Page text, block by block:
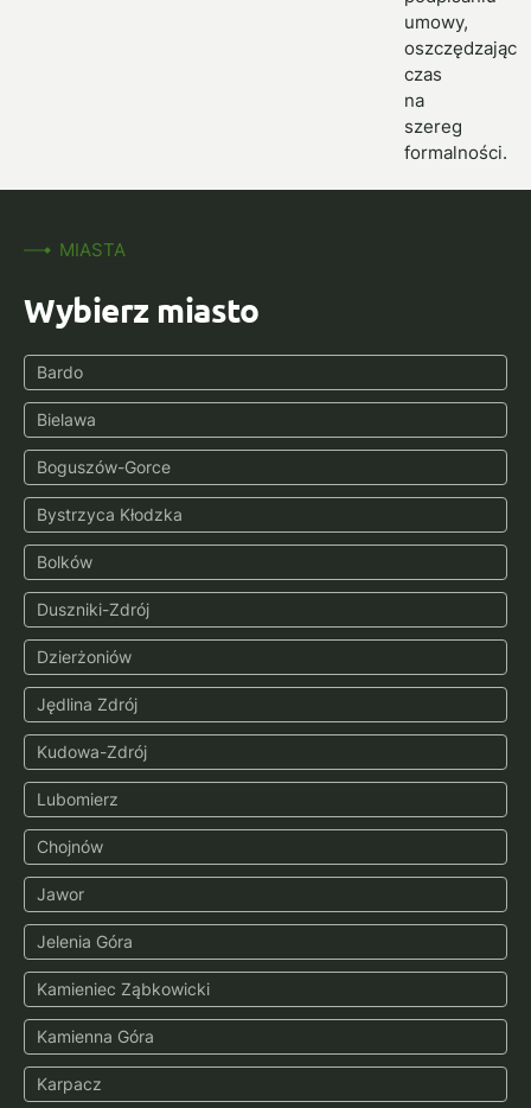
umowy,
oszczędzając
czas
na
szereg
formalności.
MIASTA
Wybierz miasto
Bardo
Bielawa
Boguszów-Gorce
Bystrzyca Kłodzka
Bolków
Duszniki-Zdrój
Dzierżoniów
Jędlina Zdrój
Kudowa-Zdrój
Lubomierz
Chojnów
Jawor
Jelenia Góra
Kamieniec Ząbkowicki
Kamienna Góra
Karpacz